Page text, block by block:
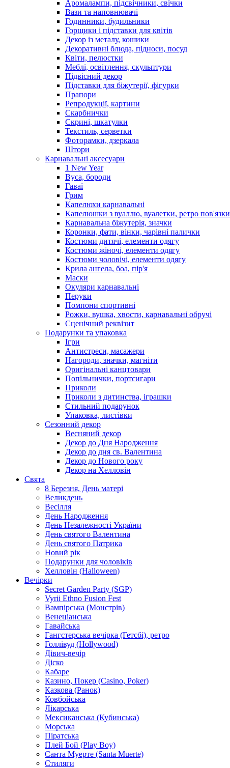
Аромалампи, підсвічники, свічки
Вази та наповнювачі
Годинники, будильники
Горщики і підставки для квітів
Декор із металу, кошики
Декоративні блюда, підноси, посуд
Квіти, пелюстки
Меблі, освітлення, скульптури
Підвісний декор
Підставки для біжутерії, фігурки
Прапори
Репродукції, картини
Скарбнички
Скрині, шкатулки
Текстиль, серветки
Фоторамки, дзеркала
Штори
Карнавальні аксесуари
1 New Year
Вуса, бороди
Гаваї
Грим
Капелюхи карнавальні
Капелюшки з вуаллю, вуалетки, ретро пов'язки
Карнавальна біжутерія, значки
Коронки, фати, вінки, чарівні палички
Костюми дитячі, елементи одягу
Костюми жіночі, елементи одягу
Костюми чоловічі, елементи одягу
Крила ангела, боа, пір'я
Маски
Окуляри карнавальні
Перуки
Помпони спортивні
Рожки, вушка, хвости, карнавальні обручі
Сценічний реквізит
Подарунки та упаковка
Ігри
Антистреси, масажери
Нагороди, значки, магніти
Оригінальні канцтовари
Попільнички, портсигари
Приколи
Приколи з дитинства, іграшки
Стильний подарунок
Упаковка, листівки
Сезонний декор
Весняний декор
Декор до Дня Народження
Декор до дня св. Валентина
Декор до Нового року
Декор на Хелловін
Свята
8 Березня, День матері
Великдень
Весілля
День Народження
День Незалежності України
День святого Валентина
День святого Патрика
Новий рік
Подарунки для чоловіків
Хелловін (Halloween)
Вечірки
Secret Garden Party (SGP)
Vyrii Ethno Fusion Fest
Вампірська (Монстрів)
Венеціанська
Гавайська
Гангстерська вечірка (Гетсбі), ретро
Голлівуд (Hollywood)
Дівич-вечір
Діско
Кабаре
Казино, Покер (Casino, Poker)
Казкова (Ранок)
Ковбойська
Лікарська
Мексиканська (Кубинська)
Морська
Піратська
Плей Бой (Play Boy)
Санта Муерте (Santa Muerte)
Стиляги